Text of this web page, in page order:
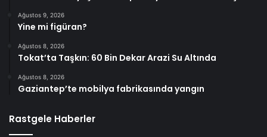
Ağustos 9, 2026
Yine mi figüran?
Ağustos 8, 2026
Tokat’ta Taşkın: 60 Bin Dekar Arazi Su Altında
Ağustos 8, 2026
Gaziantep’te mobilya fabrikasında yangın
Rastgele Haberler